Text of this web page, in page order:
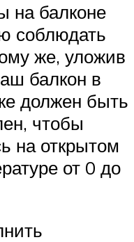
на балконе
соблюдать
же, уложив
балкон в
должен быть
чтобы
на открытом
от 0 до